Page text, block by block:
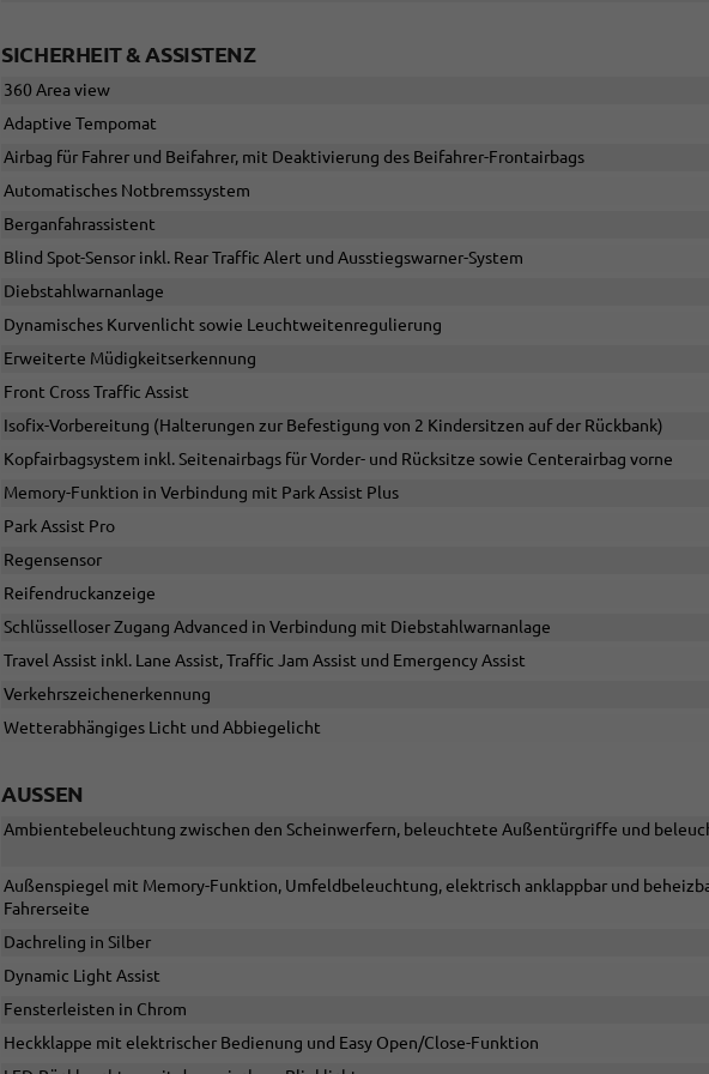
SICHERHEIT & ASSISTENZ
360 Area view
Adaptive Tempomat
Airbag für Fahrer und Beifahrer, mit Deaktivierung des Beifahrer-Frontairbags
Automatisches Notbremssystem
Berganfahrassistent
Blind Spot-Sensor inkl. Rear Traffic Alert und Ausstiegswarner-System
Diebstahlwarnanlage
Dynamisches Kurvenlicht sowie Leuchtweitenregulierung
Erweiterte Müdigkeitserkennung
Front Cross Traffic Assist
Isofix-Vorbereitung (Halterungen zur Befestigung von 2 Kindersitzen auf der Rückbank)
Kopfairbagsystem inkl. Seitenairbags für Vorder- und Rücksitze sowie Centerairbag vorne
Memory-Funktion in Verbindung mit Park Assist Plus
Park Assist Pro
Regensensor
Reifendruckanzeige
Schlüsselloser Zugang Advanced in Verbindung mit Diebstahlwarnanlage
Travel Assist inkl. Lane Assist, Traffic Jam Assist und Emergency Assist
Verkehrszeichenerkennung
Wetterabhängiges Licht und Abbiegelicht
AUSSEN
Ambientebeleuchtung zwischen den Scheinwerfern, beleuchtete Außentürgriffe und
Außenspiegel mit Memory-Funktion, Umfeldbeleuchtung, elektrisch anklappbar und
Fahrerseite
Dachreling in Silber
Dynamic Light Assist
Fensterleisten in Chrom
Heckklappe mit elektrischer Bedienung und Easy Open/Close-Funktion